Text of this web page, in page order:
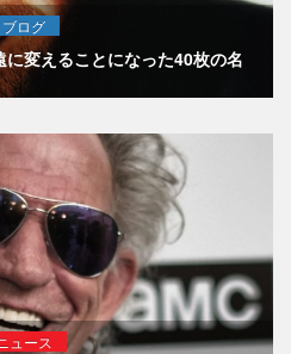
ブログ
変えることになった40枚の名
ュース